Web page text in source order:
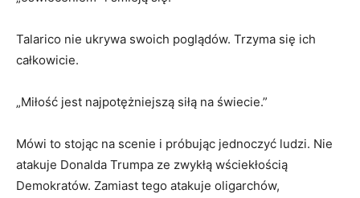
Talarico nie ukrywa swoich poglądów. Trzyma się ich
całkowicie.
„Miłość jest najpotężniejszą siłą na świecie.”
Mówi to stojąc na scenie i próbując jednoczyć ludzi. Nie
atakuje Donalda Trumpa ze zwykłą wściekłością
Demokratów. Zamiast tego atakuje oligarchów,